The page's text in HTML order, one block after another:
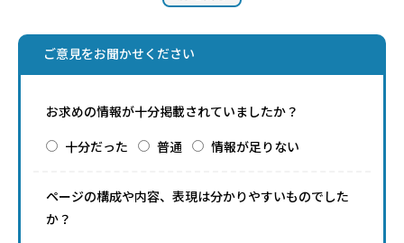
ご意見をお聞かせください
お求めの情報が十分掲載されていましたか？
十分だった
普通 情報が足りない
ページの構成や内容、表現は分かりやすいものでした
か？